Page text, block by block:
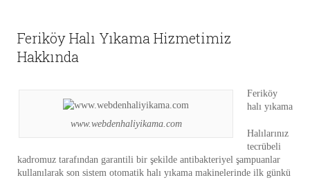
Feriköy Halı Yıkama Hizmetimiz
Hakkında
www.webdenhaliyikama.com
Feriköy
halı yıkama
Halılarınız
tecrübeli
kadromuz tarafından garantili bir şekilde antibakteriyel şampuanlar
kullanılarak son sistem otomatik halı yıkama makinelerinde ilk günkü